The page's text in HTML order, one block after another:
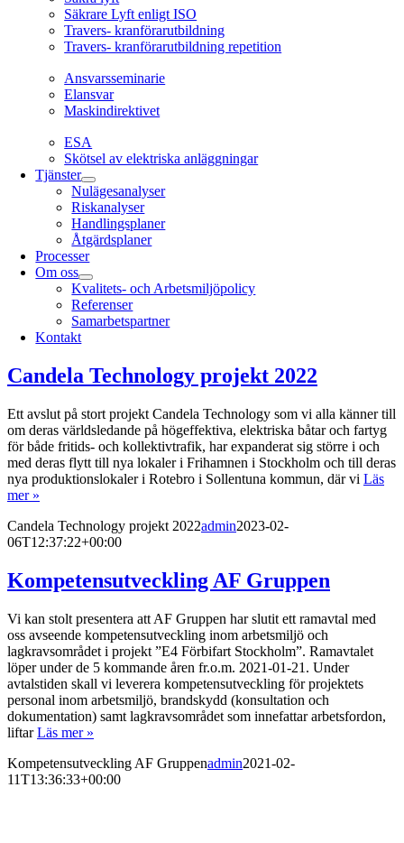
Säkrare Lyft enligt ISO
Travers- kranförarutbildning
Travers- kranförarutbildning repetition
Ansvarsseminarie
Elansvar
Maskindirektivet
ESA
Skötsel av elektriska anläggningar
Tjänster
Nulägesanalyser
Riskanalyser
Handlingsplaner
Åtgärdsplaner
Processer
Om oss
Kvalitets- och Arbetsmiljöpolicy
Referenser
Samarbetspartner
Kontakt
Candela Technology projekt 2022
Ett avslut på stort projekt Candela Technology som vi alla känner till
om deras världsledande på högeffektiva, elektriska båtar och fartyg
för både fritids- och kollektivtrafik, har expanderat sig större i och
med deras flytt till nya lokaler i Frihamnen i Stockholm och till deras
nya produktionslokaler i Rotebro i Sollentuna kommun, där vi Läs
mer »
Candela Technology projekt 2022admin2023-02-
06T12:37:22+00:00
Kompetensutveckling AF Gruppen
Vi kan stolt presentera att AF Gruppen har slutit ett ramavtal med
oss avseende kompetensutveckling inom arbetsmiljö och
lagkravsområdet i projekt ”E4 Förbifart Stockholm”. Ramavtalet
löper under de 5 kommande åren fr.o.m. 2021-01-21. Under
avtalstiden skall vi leverera kompetensutveckling för projektets
personal inom arbetsmiljö, brandskydd (konsultation och
dokumentation) samt lagkravsområdet som innefattar arbetsfordon,
liftarLäs mer »
Kompetensutveckling AF Gruppenadmin2021-02-
11T13:36:33+00:00